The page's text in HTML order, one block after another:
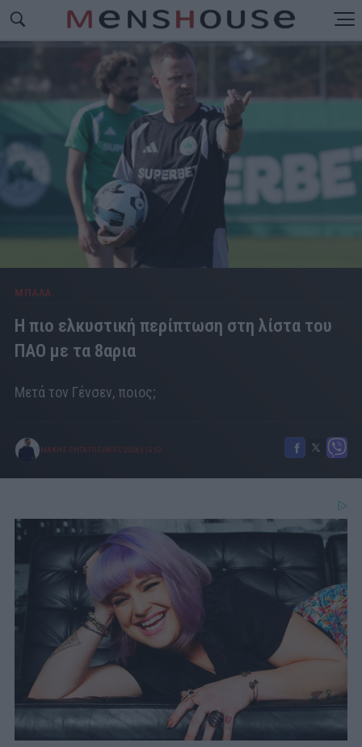
ΜΠΑΛΑ
Η πιο ελκυστική περίπτωση στη λίστα του
ΠΑΟ με τα 8αρια
Μετά τον Γένσεν, ποιος;
ΜΑΚΗΣ ΡΗΓΑΤΟΣ 08/07/2026 15:53